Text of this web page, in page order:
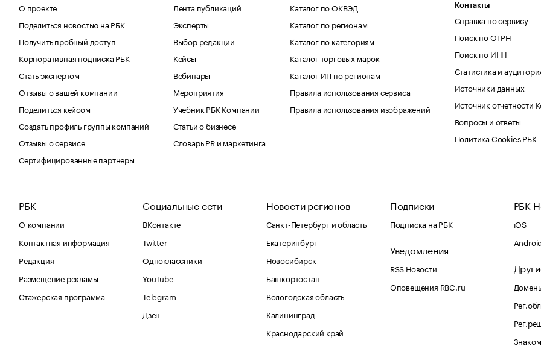
О проекте
Поделиться новостью на РБК
Получить пробный доступ
Корпоративная подписка РБК
Стать экспертом
Отзывы о вашей компании
Поделиться кейсом
Создать профиль группы компаний
Отзывы о сервисе
Сертифицированные партнеры
Лента публикаций
Эксперты
Выбор редакции
Кейсы
Вебинары
Мероприятия
Учебник РБК Компании
Статьи о бизнесе
Словарь PR и маркетинга
Каталог по ОКВЭД
Каталог по регионам
Каталог по категориям
Каталог торговых марок
Каталог ИП по регионам
Правила использования сервиса
Правила использования изображений
Контакты
Справка по сервису
Поиск по ОГРН
Поиск по ИНН
Статистика и
Источники данных
Источник отчетности
Вопросы и ответы
Политика Cookies РБК
РБК
О компании
Контактная информация
Редакция
Размещение рекламы
Стажерская программа
Социальные сети
ВКонтакте
Twitter
Одноклассники
YouTube
Telegram
Дзен
Новости регионов
Санкт-Петербург и область
Екатеринбург
Новосибирск
Башкортостан
Вологодская область
Калининград
Краснодарский край
Подписки
Подписка на РБК
Уведомления
RSS Новости
Оповещения RBC.ru
РБК
iOS